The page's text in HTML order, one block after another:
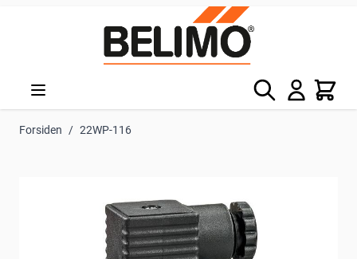
Søg Kurv
Forsiden / 22WP-116